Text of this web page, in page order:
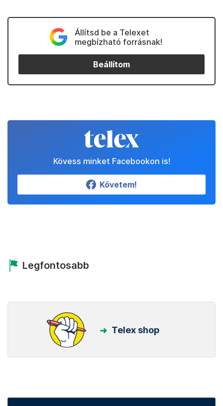
Állítsd be a Telexet
megbízható forrásnak!
Beállítom
Kövess minket Facebookon is!
Követem!
Legfontosabb
Telex shop